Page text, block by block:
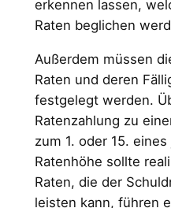
erkennen lassen,
Raten beglichen
Außerdem müssen
Raten und deren
festgelegt werden.
Ratenzahlung zu
zum 1. oder 15.
Ratenhöhe sollte
Raten, die der
leisten kann, führen